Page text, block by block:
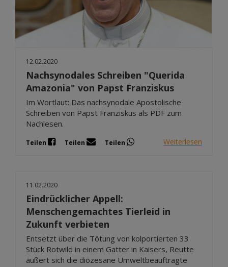
12.02.2020
Nachsynodales Schreiben "Querida
Amazonia" von Papst Franziskus
Im Wortlaut: Das nachsynodale Apostolische
Schreiben von Papst Franziskus als PDF zum
Nachlesen.
Teilen Teilen Teilen Weiterlesen
11.02.2020
Eindrücklicher Appell:
Menschengemachtes Tierleid in
Zukunft verbieten
Entsetzt über die Tötung von kolportierten 33
Stück Rotwild in einem Gatter in Kaisers, Reutte
äußert sich die diözesane Umweltbeauftragte